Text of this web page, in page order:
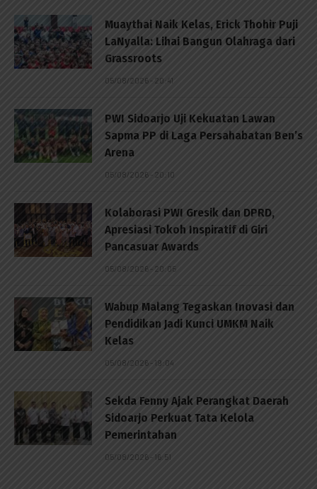
Muaythai Naik Kelas, Erick Thohir Puji
LaNyalla: Lihai Bangun Olahraga dari
Grassroots
05/08/2026 - 20:41
PWI Sidoarjo Uji Kekuatan Lawan
Sapma PP di Laga Persahabatan Ben’s
Arena
05/08/2026 - 20:10
Kolaborasi PWI Gresik dan DPRD,
Apresiasi Tokoh Inspiratif di Giri
Pancasuar Awards
05/08/2026 - 20:05
Wabup Malang Tegaskan Inovasi dan
Pendidikan Jadi Kunci UMKM Naik
Kelas
05/08/2026 - 19:04
Sekda Fenny Ajak Perangkat Daerah
Sidoarjo Perkuat Tata Kelola
Pemerintahan
05/08/2026 - 16:51